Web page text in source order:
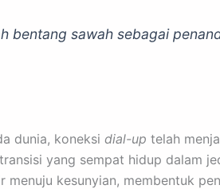
bentang sawah sebagai
dunia, koneksi dial-up telah
transisi yang sempat hidup dalam
kesunyian, membentuk